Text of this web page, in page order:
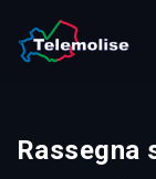
Rassegna